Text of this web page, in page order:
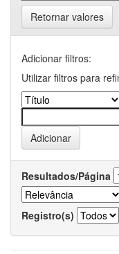
Retornar valores
Adicionar filtros:
Utilizar filtros para
Resultados/Página
Registro(s)